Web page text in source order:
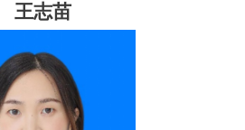
王志苗